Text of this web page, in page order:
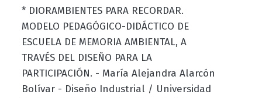
* DIORAMBIENTES PARA RECORDAR.
MODELO PEDAGÓGICO-DIDÁCTICO DE
ESCUELA DE MEMORIA AMBIENTAL, A
TRAVÉS DEL DISEÑO PARA LA
PARTICIPACIÓN. - María Alejandra Alarcón
Bolívar - Diseño Industrial / Universidad